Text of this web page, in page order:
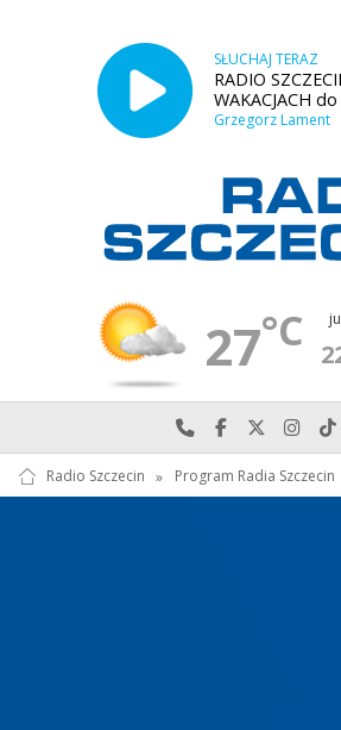
SŁUCHAJ TERAZ
RADIO
WAKACJACH
Grzegorz Lament
27°C
Najlepiej po prostu
Odwiedź nas
Radio Szczecin » Program Radia Szczecin